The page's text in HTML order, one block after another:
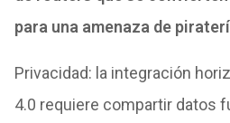
para una amenaza de
Privacidad: la integración
4.0 requiere compartir datos